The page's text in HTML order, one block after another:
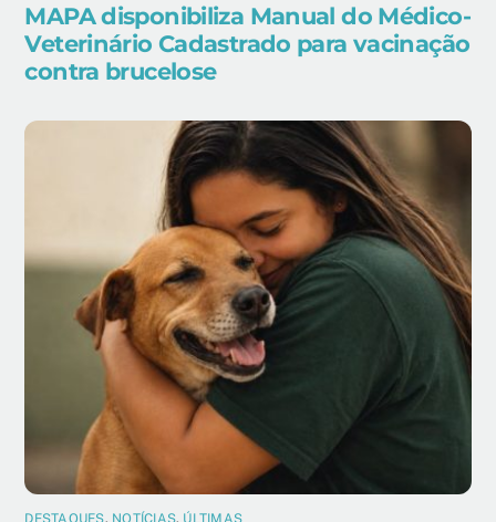
MAPA disponibiliza Manual do Médico-
Veterinário Cadastrado para vacinação
contra brucelose
DESTAQUES, NOTÍCIAS, ÚLTIMAS